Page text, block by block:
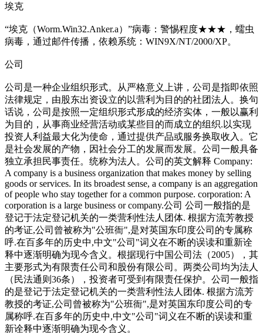
埃克
“埃克（Worm.Win32.Anker.a）”病毒：警惕程度★★★，蠕虫
病毒，通过邮件传播，依赖系统：WIN9X/NT/2000/XP。
公司
公司是一种企业组织形式。从严格意义上讲，公司是指即依照
法律规定，由股东出资设立的以营利为目的的社团法人。换句
话说，公司是按照一定组织形式形成的经济实体，一般以赢利
为目的，从事商业经营活动或某些目的而成立的组织.以实现
投资人利益最大化为使命，通过提供产品或服务换取收入。它
是社会发展的产物，因社会分工的发展而发展。公司一般具备
独立承担民事责任。统称为法人。公司的英文解释 Company:
A company is a business organization that makes money by selling
goods or services. In its broadest sense, a company is an aggregation
of people who stay together for a common purpose. corporation: A
corporation is a large business or company.公司 公司一般指的是
登记于法定登记机关的一类营利性法人团体. 根据方流芳教授
的考证,公司曾被称为"公班衙",是对英国东印度公司的专属称
呼.在百多年的历史中,中文"公司"词义在不断的误读和重新诠
释中逐渐明确为现今含义。根据现行中国公司法（2005），其
主要形式为有限责任公司和股份有限公司。两类公司均为法人
（民法通则36条），投资者可受到有限责任保护。公司一般指
的是登记于法定登记机关的一类营利性法人团体. 根据方流芳
教授的考证,公司曾被称为"公班衙",是对英国东印度公司的专
属称呼.在百多年的历史中,中文"公司"词义在不断的误读和重
新诠释中逐渐明确为现今含义。